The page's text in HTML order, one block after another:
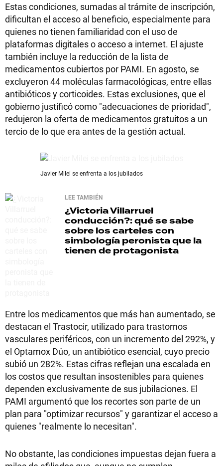
Estas condiciones, sumadas al trámite de inscripción,
dificultan el acceso al beneficio, especialmente para
quienes no tienen familiaridad con el uso de
plataformas digitales o acceso a internet. El ajuste
también incluye la reducción de la lista de
medicamentos cubiertos por PAMI. En agosto, se
excluyeron 44 moléculas farmacológicas, entre ellas
antibióticos y corticoides. Estas exclusiones, que el
gobierno justificó como "adecuaciones de prioridad",
redujeron la oferta de medicamentos gratuitos a un
tercio de lo que era antes de la gestión actual.
Javier Milei se enfrenta a los jubilados
LEE TAMBIÉN
¿Victoria Villarruel
conducción?: qué se sabe
sobre los carteles con
simbología peronista que la
tienen de protagonista
Entre los medicamentos que más han aumentado, se
destacan el Trastocir, utilizado para trastornos
vasculares periféricos, con un incremento del 292%, y
el Optamox Dúo, un antibiótico esencial, cuyo precio
subió un 282%. Estas cifras reflejan una escalada en
los costos que resultan insostenibles para quienes
dependen exclusivamente de sus jubilaciones. El
PAMI argumentó que los recortes son parte de un
plan para "optimizar recursos" y garantizar el acceso a
quienes "realmente lo necesitan".
No obstante, las condiciones impuestas dejan fuera a